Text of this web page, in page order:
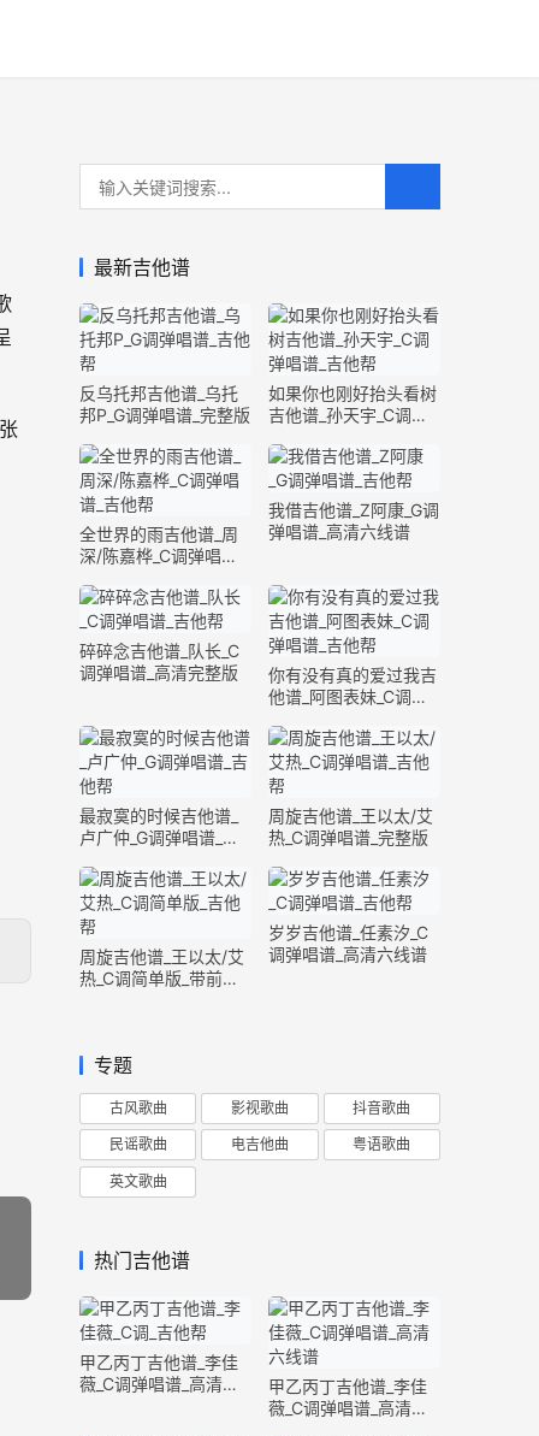
最新吉他谱
反乌托邦吉他谱_乌托
邦P_G调弹唱谱_完整版
如果你也刚好抬头看树
吉他谱_孙天宇_C调弹
全世界的雨吉他谱_周
深/陈嘉桦_C调弹唱谱_
我借吉他谱_Z阿康_G调
弹唱谱_高清六线谱
碎碎念吉他谱_队长_C
调弹唱谱_高清完整版
你有没有真的爱过我吉
他谱_阿图表妹_C调弹
最寂寞的时候吉他谱_
卢广仲_G调弹唱谱_高
周旋吉他谱_王以太/艾
热_C调弹唱谱_完整版
周旋吉他谱_王以太/艾
热_C调简单版_带前奏
岁岁吉他谱_任素汐_C
调弹唱谱_高清六线谱
专题
古风歌曲 影视歌曲 抖音歌曲
民谣歌曲 电吉他曲 粤语歌曲
英文歌曲
热门吉他谱
甲乙丙丁吉他谱_李佳
薇_C调弹唱谱_高清六
甲乙丙丁吉他谱_李佳
薇_C调弹唱谱_高清六